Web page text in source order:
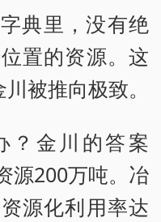
典里，没有绝
置的资源。这
被推向极致。
？金川的答案
源200万吨。冶
源化利用率达